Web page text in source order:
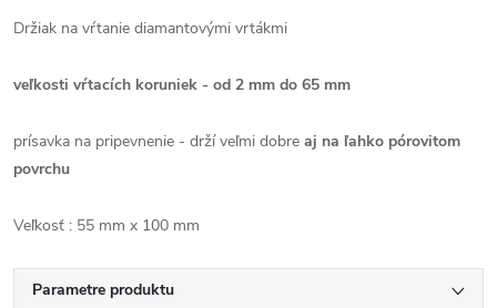
Držiak na vŕtanie diamantovými vrtákmi
veľkosti vŕtacích koruniek - od 2 mm do 65 mm
prísavka na pripevnenie - drží veľmi dobre aj na ľahko pórovitom
povrchu
Veľkosť : 55 mm x 100 mm
Parametre produktu